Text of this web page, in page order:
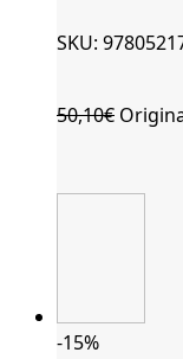
SKU:
50,10€
-15%